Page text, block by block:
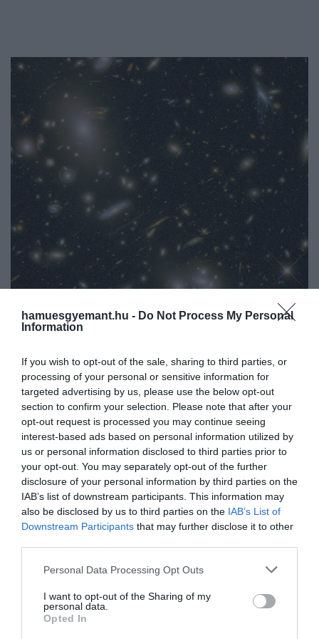
hamuesgyemant.hu - Do Not Process My Personal
Information
If you wish to opt-out of the sale, sharing to third parties, or
processing of your personal or sensitive information for
targeted advertising by us, please use the below opt-out
section to confirm your selection. Please note that after your
opt-out request is processed you may continue seeing
interest-based ads based on personal information utilized by
us or personal information disclosed to third parties prior to
your opt-out. You may separately opt-out of the further
disclosure of your personal information by third parties on the
IAB’s list of downstream participants. This information may
also be disclosed by us to third parties on the IAB’s List of
Downstream Participants that may further disclose it to other
Please note that this website/app uses one or more Google
not limited to your visit or usage behaviour. You may click to
grant or deny consent to Google and its third-party tags to
use your data for below specified purposes in below Google
Personal Data Processing Opt Outs
I want to opt-out of the Sharing of my
personal data.
Opted In
A tudósok évtizedek óta próbálják
megfejteni, miből állhat az univerzum
tömegének döntő része: a láthatatlan,
még soha nem detektált sötét anyag.
Most egy új megfigyelés apró, de
izgalmas lehetőséget ad arra, hogy végre
közelebb kerüljünk a…
2025. DECEMBER 2. ● HAMU ÉS GYÉMÁNT
megfigyelve bukkanhattak
sötét anyagra a…
HAMU ÉS GYÉMÁNT